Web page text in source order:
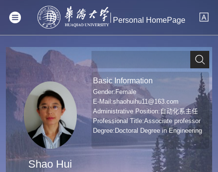
Personal HomePage
Shao Hui
Basic Information
Gender:Female
E-Mail:shaohuihu11@163.com
Administrative Position:自动化系主任
Professional Title:Associate professor
Degree:Doctoral Degree in Engineering